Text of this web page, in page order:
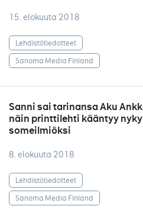
15. elokuuta 2018
Lehdistötiedotteet
Sanoma Media Finland
Sanni sai tarinansa Aku
näin printtilehti kääntyy
someilmiöksi
8. elokuuta 2018
Lehdistötiedotteet
Sanoma Media Finland